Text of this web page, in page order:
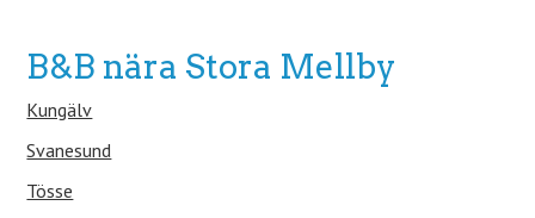
B&B nära Stora Mellby
Kungälv
Svanesund
Tösse